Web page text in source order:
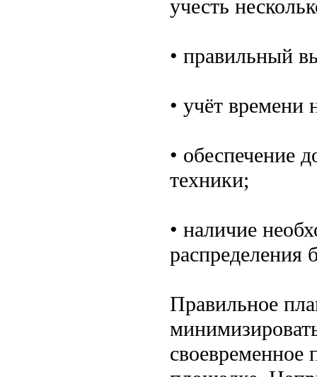
учесть
• правильный
• учёт времени
• обеспечение
техники;
• наличие
распределения
Правильное
своевременное